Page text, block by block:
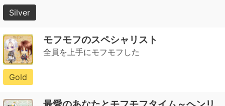
Silver
モフモフのスペシャリスト
全員を上手にモフモフした
Gold